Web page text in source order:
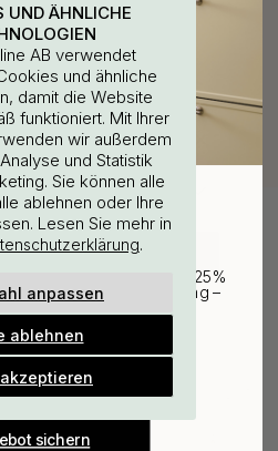
Produkte
UND ÄHNLICHE
AB verwendet
und ähnliche
damit die Website
funktioniert. Mit Ihrer
wir außerdem
und Statistik
Sie können alle
ablehnen oder Ihre
Lesen Sie mehr in
.
anpassen
ablehnen
VISIT?
COUNTRY
auf deinen
Artikel
an und erhalte 25%
Artikel deiner Bestellung –
exklusive Angebote.
zum 31. August
sichern